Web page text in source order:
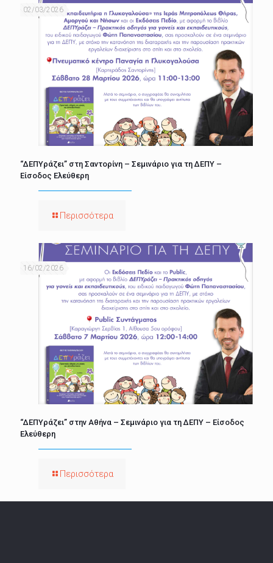
02/03/2026
“ΔΕΠΥράζει” στη Σαντορίνη – Σεμινάριο για τη ΔΕΠΥ –
Είσοδος Ελεύθερη
Περισσότερα
16/02/2026
“ΔΕΠΥράζει” στην Αθήνα – Σεμινάριο για τη ΔΕΠΥ – Είσοδος
Ελεύθερη
Περισσότερα